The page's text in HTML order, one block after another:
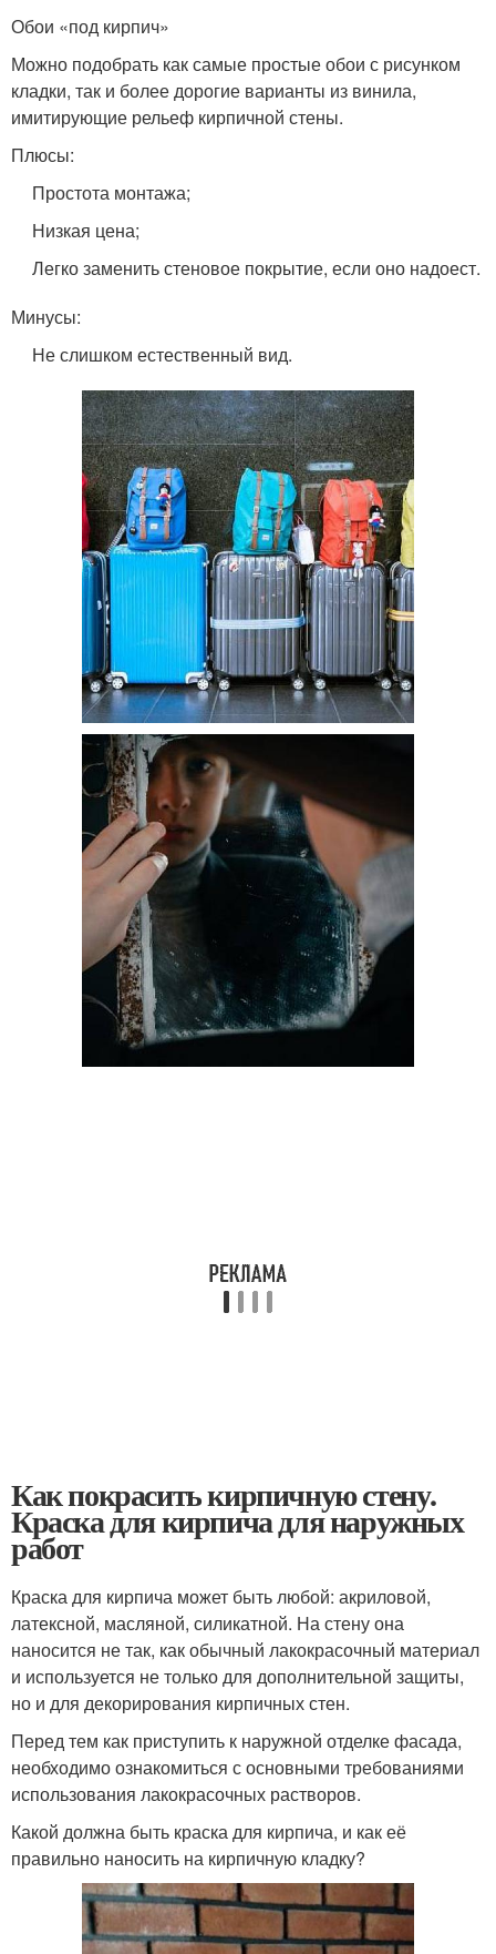
Обои «под кирпич»
Можно подобрать как самые простые обои с рисунком
кладки, так и более дорогие варианты из винила,
имитирующие рельеф кирпичной стены.
Плюсы:
Простота монтажа;
Низкая цена;
Легко заменить стеновое покрытие, если оно надоест.
Минусы:
Не слишком естественный вид.
Как покрасить кирпичную стену.
Краска для кирпича для наружных
работ
Краска для кирпича может быть любой: акриловой,
латексной, масляной, силикатной. На стену она
наносится не так, как обычный лакокрасочный материал
и используется не только для дополнительной защиты,
но и для декорирования кирпичных стен.
Перед тем как приступить к наружной отделке фасада,
необходимо ознакомиться с основными требованиями
использования лакокрасочных растворов.
Какой должна быть краска для кирпича, и как её
правильно наносить на кирпичную кладку?